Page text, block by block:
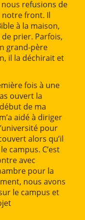
refusions de
front. Il
à la maison,
prier. Parfois,
grand-père
il la déchirait et
fois à une
ouvert la
de ma
aidé à diriger
pour
alors qu’il
campus. C’est
avec
pour la
nous avons
le campus et